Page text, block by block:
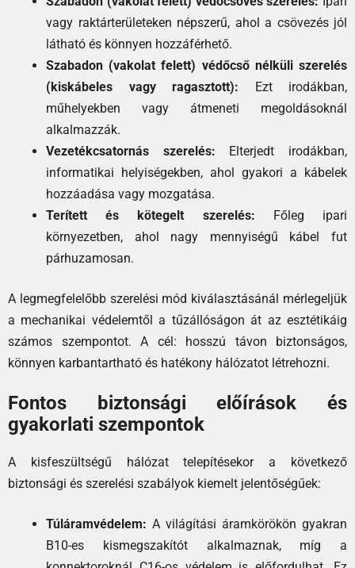
vagy raktárterületeken népszerű, ahol a csövezés jól
látható és könnyen hozzáférhető.
Szabadon (vakolat felett) védőcső nélküli szerelés
(kiskábeles vagy ragasztott): Ezt irodákban,
műhelyekben vagy átmeneti megoldásoknál
alkalmazzák.
Vezetékcsatornás szerelés: Elterjedt irodákban,
informatikai helyiségekben, ahol gyakori a kábelek
hozzáadása vagy mozgatása.
Terített és kötegelt szerelés: Főleg ipari
környezetben, ahol nagy mennyiségű kábel fut
párhuzamosan.
A legmegfelelőbb szerelési mód kiválasztásánál mérlegeljük
a mechanikai védelemtől a tűzállóságon át az esztétikáig
számos szempontot. A cél: hosszú távon biztonságos,
könnyen karbantartható és hatékony hálózatot létrehozni.
Fontos biztonsági előírások és
gyakorlati szempontok
A kisfeszültségű hálózat telepítésekor a következő
biztonsági és szerelési szabályok kiemelt jelentőségűek:
Túláramvédelem: A világítási áramkörökön gyakran
B10-es kismegszakítót alkalmaznak, míg a